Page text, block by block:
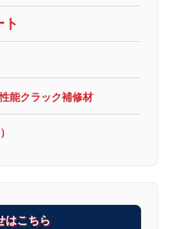
能クラック補修材
はこちら